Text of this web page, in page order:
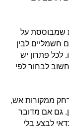
שמבוססת על
חשמליים לבין
פתרון יש
חשוב לבחור לפי
ממקורות אש,
גם אם מדובר
לבצע בלי